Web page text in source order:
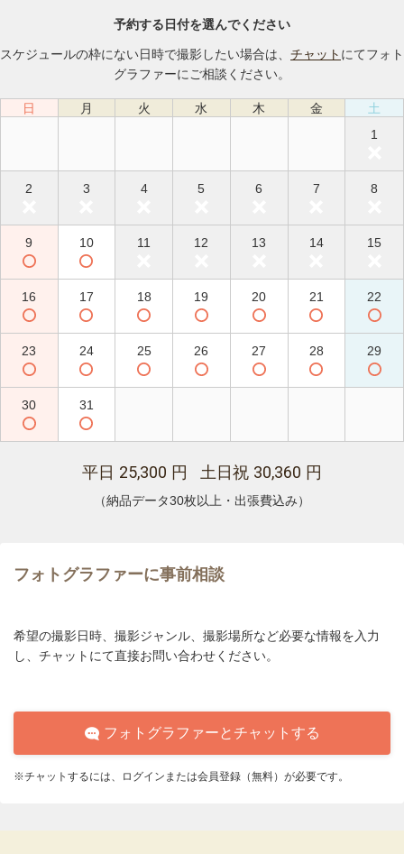
予約する日付を選んでください
スケジュールの枠にない日時で撮影したい場合は、 チャット にてフォト
グラファーにご相談ください。
日 月 火 水 木 金
土
1
2 3 4 5 6 7 8
9 10 11 12 13 14 15
16 17 18 19 20 21 22
23 24 25 26 27 28 29
30 31
平日 25,300 円 土日祝 30,360 円
（納品データ30枚以上・出張費込み）
フォトグラファーに事前相談
希望の撮影日時、撮影ジャンル、撮影場所など必要な情報を入力
し、チャットにて直接お問い合わせください。
フォトグラファーとチャットする
※チャットするには、ログインまたは会員登録（無料）が必要です。